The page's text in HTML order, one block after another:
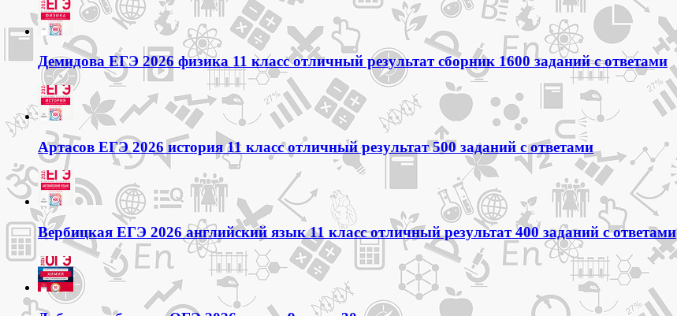
Демидова ЕГЭ 2026 физика 11 класс отличный результат сборник 1600 заданий с ответами
Артасов ЕГЭ 2026 история 11 класс отличный результат 500 заданий с ответами
Вербицкая ЕГЭ 2026 английский язык 11 класс отличный результат 400 заданий с ответами